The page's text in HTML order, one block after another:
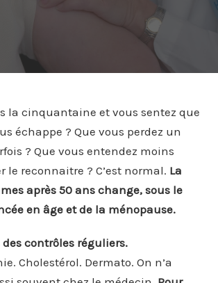
la cinquantaine et vous sentez que
échappe ? Que vous perdez un
? Que vous entendez moins
le reconnaitre ? C’est normal. La
après 50 ans change, sous le
en âge et de la ménopause.
des contrôles réguliers.
Cholestérol. Dermato. On n’a